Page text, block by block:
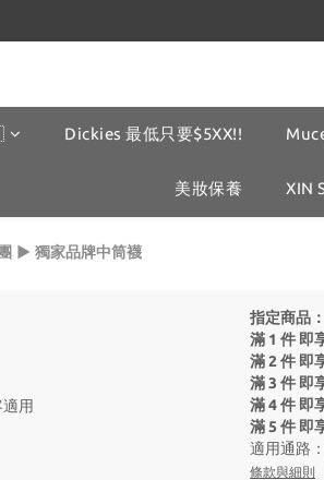
Dickies 最低只要$5XX!!
美妝保養 XIN
▶️ 獨家品牌中筒襪
用
指定商品：
滿 1 件 即
滿 2 件 即
滿 3 件 即
滿 4 件 即
滿 5 件 即
適用通路：
條款與細則